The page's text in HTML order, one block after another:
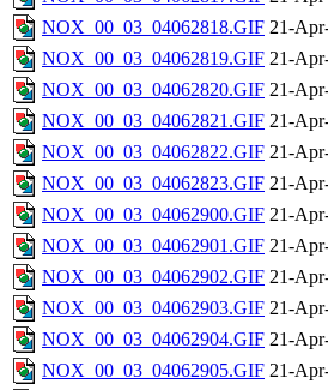
NOX_00_03_04062818.GIF 21-
NOX_00_03_04062819.GIF 21-
NOX_00_03_04062820.GIF 21-
NOX_00_03_04062821.GIF 21-
NOX_00_03_04062822.GIF 21-
NOX_00_03_04062823.GIF 21-
NOX_00_03_04062900.GIF 21-
NOX_00_03_04062901.GIF 21-
NOX_00_03_04062902.GIF 21-
NOX_00_03_04062903.GIF 21-
NOX_00_03_04062904.GIF 21-
NOX_00_03_04062905.GIF 21-